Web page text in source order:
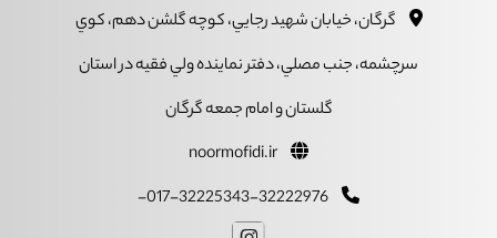
گرگان، خيابان شهيد رجايي، کوچه گلشن دهم، کوي
سرچشمه، جنب مصلي، دفتر نماينده ولي فقيه در استان
گلستان و امام جمعه گرگان